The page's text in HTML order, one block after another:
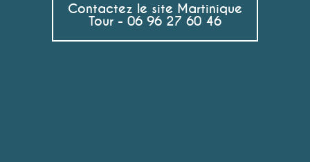
Contactez le site Martinique
Tour - 06 96 27 60 46